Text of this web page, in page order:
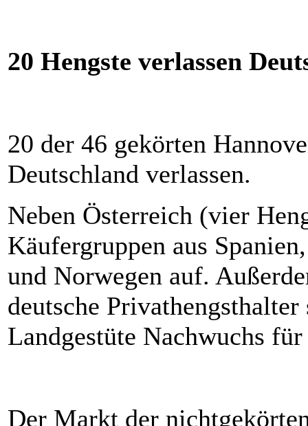
20 Hengste verlassen
20 der 46 gekörten
Deutschland verlassen.
Neben Österreich (vier
Käufergruppen aus
und Norwegen auf.
deutsche
Landgestüte Nachwuchs
Der Markt der